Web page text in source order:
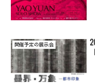
開催予定の展示会